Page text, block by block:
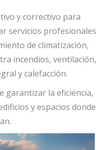
y correctivo para
servicios profesionales
de climatización,
incendios, ventilación,
y calefacción.
garantizar la eficiencia,
y espacios donde